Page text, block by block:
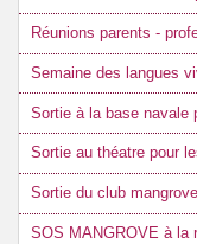
Réunions parents -
Semaine des langues
Sortie à la base navale
Sortie au théatre pour
Sortie du club mangrove
SOS MANGROVE à la